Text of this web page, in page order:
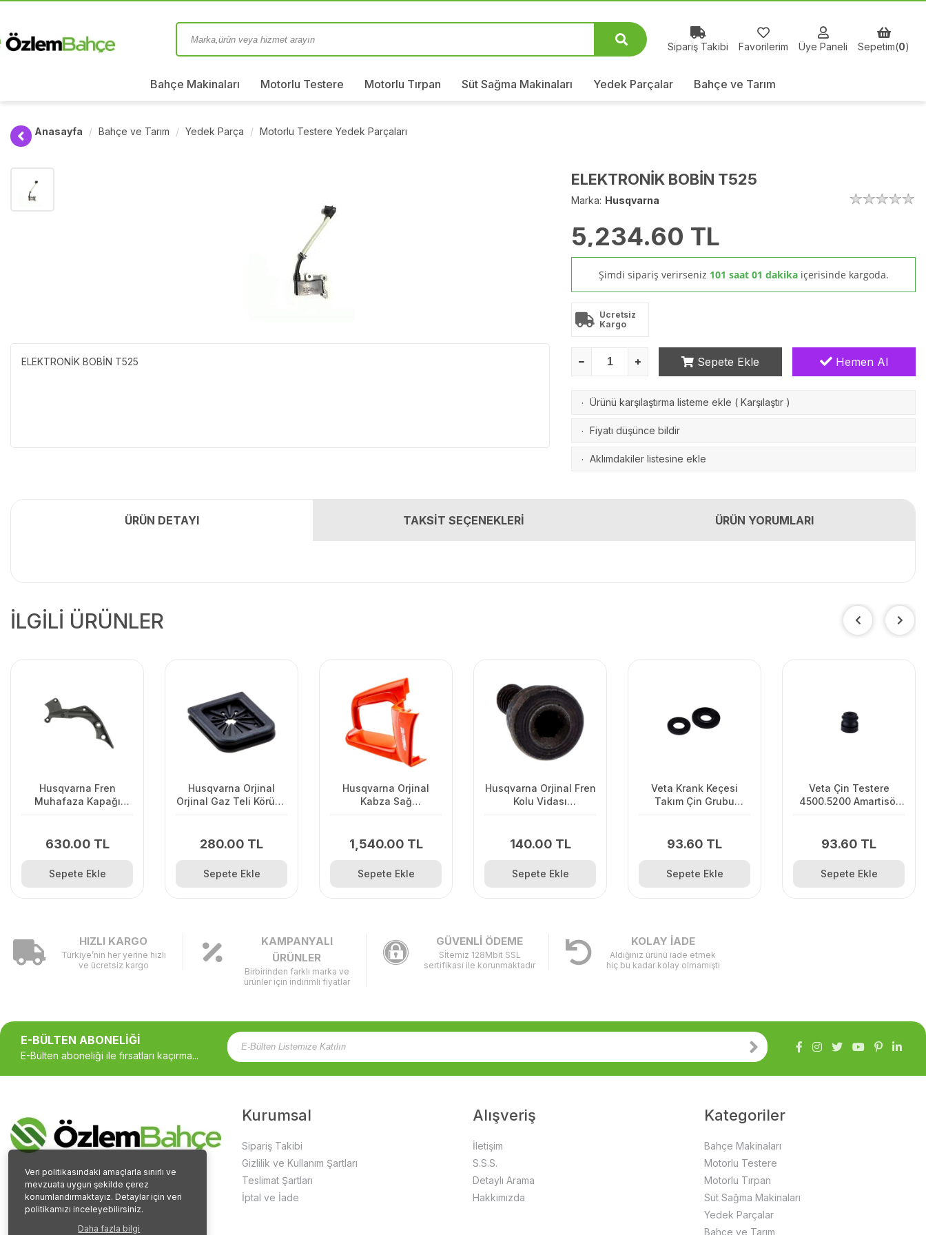
Veri politikasındaki amaçlarla sınırlı ve
mevzuata uygun şekilde çerez
konumlandırmaktayız. Detaylar için veri
politikamızı inceleyebilirsiniz.
Daha fazla bilgi
Sipariş Takibi Favorilerim Üye Paneli Sepetim(0)
Bahçe Makinaları Motorlu Testere Motorlu Tırpan Süt Sağma Makinaları Yedek Parçalar Bahçe ve Tarım
Anasayfa Bahçe ve Tarım Yedek Parça Motorlu Testere Yedek Parçaları
ELEKTRONİK BOBİN T525
ELEKTRONİK BOBİN T525
Marka: Husqvarna
5,234.60 TL
Şimdi sipariş verirseniz 101 saat 01 dakika içerisinde kargoda.
Ücretsiz
Kargo
Sepete Ekle Hemen Al
· Ürünü karşılaştırma listeme ekle ( Karşılaştır )
· Fiyatı düşünce bildir
· Aklımdakiler listesine ekle
ÜRÜN DETAYI TAKSİT SEÇENEKLERİ ÜRÜN YORUMLARI
İLGİLİ ÜRÜNLER
Husqvarna Fren
Muhafaza Kapağı
630.00 TL
Sepete Ekle
Husqvarna Orjinal
Orjinal Gaz Teli Körüğü
280.00 TL
Sepete Ekle
Husqvarna Orjinal
Kabza Sağ
1,540.00 TL
Sepete Ekle
Husqvarna Orjinal Fren
Kolu Vidası
140.00 TL
Sepete Ekle
Veta Krank Keçesi
Takım Çin Grubu
93.60 TL
Sepete Ekle
Veta Çin Testere
4500.5200 Amartisör
93.60 TL
Sepete Ekle
HIZLI KARGO
Türkiye’nin her yerine hızlı
ve ücretsiz kargo
KAMPANYALI
ÜRÜNLER
Birbirinden farklı marka ve
ürünler için indirimli fiyatlar
GÜVENLİ ÖDEME
Sİtemiz 128Mbit SSL
sertifikası ile korunmaktadır
KOLAY İADE
Aldığınız ürünü iade etmek
hiç bu kadar kolay olmamıştı
E-BÜLTEN ABONELİĞİ
E-Bülten aboneliği ile fırsatları kaçırma...
Kurumsal
Sipariş Takibi
Gizlilik ve Kullanım Şartları
Teslimat Şartları
İptal ve İade
Alışveriş
İletişim
S.S.S.
Detaylı Arama
Hakkımızda
Kategoriler
Bahçe Makinaları
Motorlu Testere
Motorlu Tırpan
Süt Sağma Makinaları
Yedek Parçalar
Bahçe ve Tarım